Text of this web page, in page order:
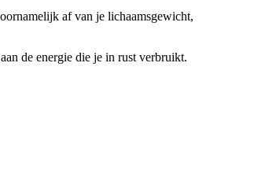
af van je lichaamsgewicht,
de energie die je in rust verbruikt.